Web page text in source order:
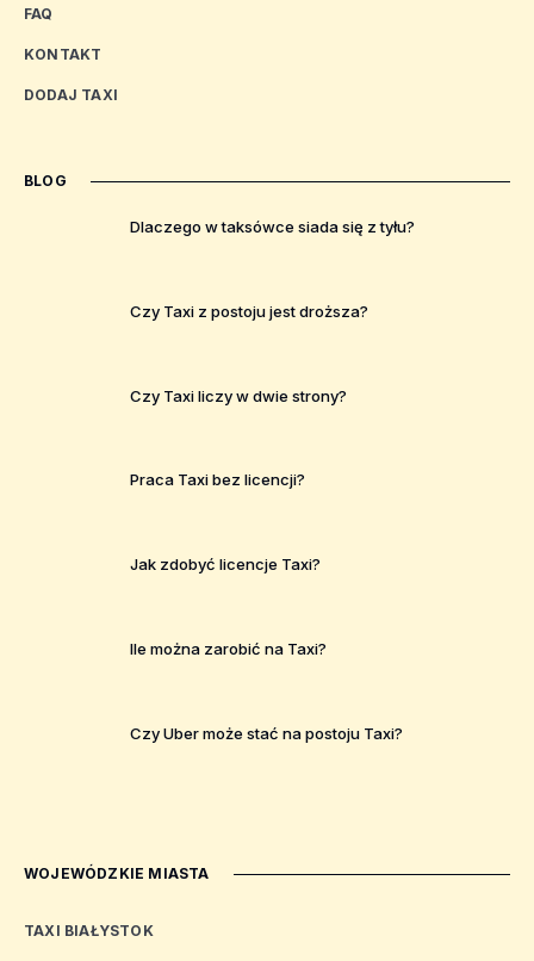
FAQ
KONTAKT
DODAJ TAXI
BLOG
Dlaczego w taksówce siada się z tyłu?
Czy Taxi z postoju jest droższa?
Czy Taxi liczy w dwie strony?
Praca Taxi bez licencji?
Jak zdobyć licencje Taxi?
Ile można zarobić na Taxi?
Czy Uber może stać na postoju Taxi?
WOJEWÓDZKIE MIASTA
TAXI BIAŁYSTOK